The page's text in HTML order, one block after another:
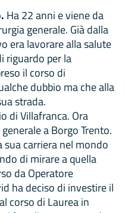
Ha 22 anni e viene da
generale. Già dalla
era lavorare alla salute
riguardo per la
il corso di
dubbio ma che alla
strada.
di Villafranca. Ora
a Borgo Trento.
carriera nel mondo
di mirare a quella
da Operatore
ha deciso di investire il
corso di Laurea in